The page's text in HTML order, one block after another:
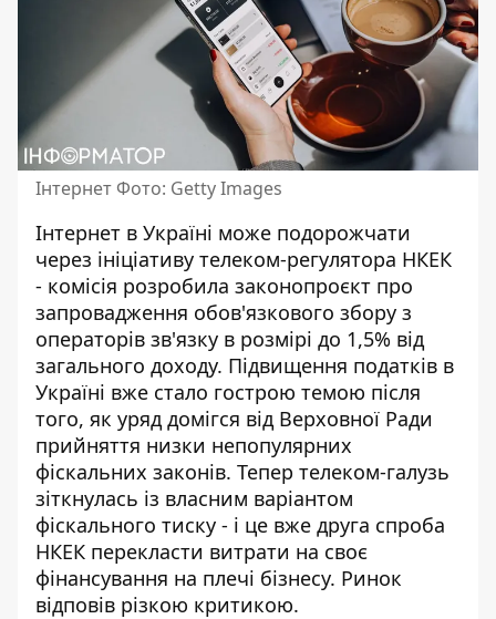
Інтернет Фото: Getty Images
Інтернет в Україні може подорожчати
через ініціативу телеком-регулятора НКЕК
- комісія розробила законопроєкт про
запровадження обов'язкового збору з
операторів зв'язку в розмірі до 1,5% від
загального доходу. Підвищення податків в
Україні вже стало гострою темою після
того, як уряд домігся від Верховної Ради
прийняття низки непопулярних
фіскальних законів. Тепер телеком-галузь
зіткнулась із власним варіантом
фіскального тиску - і це вже друга спроба
НКЕК перекласти витрати на своє
фінансування на плечі бізнесу. Ринок
відповів різкою критикою.